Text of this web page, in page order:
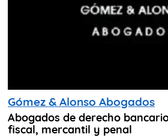
Gómez & Alonso Abogados
Abogados de derecho
fiscal, mercantil y penal